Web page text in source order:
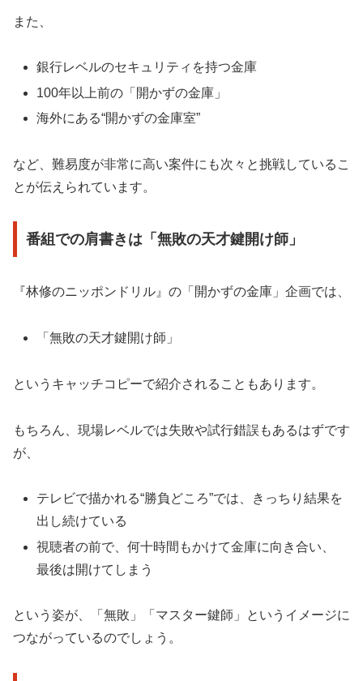
また、
銀行レベルのセキュリティを持つ金庫
100年以上前の「開かずの金庫」
海外にある“開かずの金庫室”
など、難易度が非常に高い案件にも次々と挑戦しているこ
とが伝えられています。
番組での肩書きは「無敗の天才鍵開け師」
『林修のニッポンドリル』の「開かずの金庫」企画では、
「無敗の天才鍵開け師」
というキャッチコピーで紹介されることもあります。
もちろん、現場レベルでは失敗や試行錯誤もあるはずです
が、
テレビで描かれる“勝負どころ”では、きっちり結果を
出し続けている
視聴者の前で、何十時間もかけて金庫に向き合い、
最後は開けてしまう
という姿が、「無敗」「マスター鍵師」というイメージに
つながっているのでしょう。